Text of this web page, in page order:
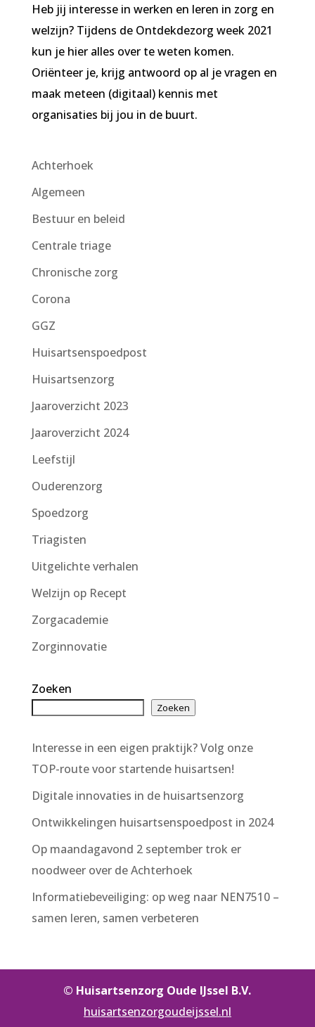
Heb jij interesse in werken en leren in zorg en
welzijn? Tijdens de Ontdekdezorg week 2021
kun je hier alles over te weten komen.
Oriënteer je, krijg antwoord op al je vragen en
maak meteen (digitaal) kennis met
organisaties bij jou in de buurt.
Achterhoek
Algemeen
Bestuur en beleid
Centrale triage
Chronische zorg
Corona
GGZ
Huisartsenspoedpost
Huisartsenzorg
Jaaroverzicht 2023
Jaaroverzicht 2024
Leefstijl
Ouderenzorg
Spoedzorg
Triagisten
Uitgelichte verhalen
Welzijn op Recept
Zorgacademie
Zorginnovatie
Zoeken
Zoeken
Interesse in een eigen praktijk? Volg onze
TOP-route voor startende huisartsen!
Digitale innovaties in de huisartsenzorg
Ontwikkelingen huisartsenspoedpost in 2024
Op maandagavond 2 september trok er
noodweer over de Achterhoek
Informatiebeveiliging: op weg naar NEN7510 –
samen leren, samen verbeteren
© Huisartsenzorg Oude IJssel B.V.
huisartsenzorgoudeijssel.nl